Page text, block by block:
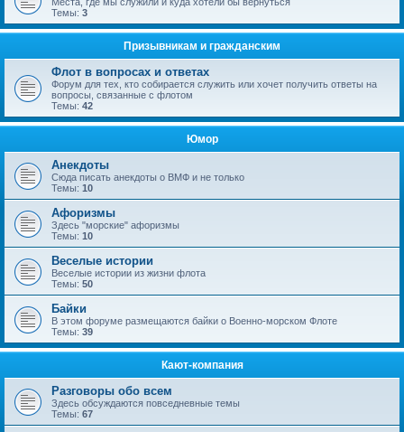
Темы: 3
Призывникам и гражданским
Флот в вопросах и ответах
Форум для тех, кто собирается служить или хочет получить ответы на
вопросы, связанные с флотом
Темы: 42
Юмор
Анекдоты
Сюда писать анекдоты о ВМФ и не только
Темы: 10
Афоризмы
Здесь "морские" афоризмы
Темы: 10
Веселые истории
Веселые истории из жизни флота
Темы: 50
Байки
В этом форуме размещаются байки о Военно-морском Флоте
Темы: 39
Кают-компания
Разговоры обо всем
Здесь обсуждаются повседневные темы
Темы: 67